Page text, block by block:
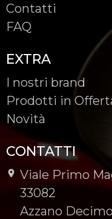
Contatti
FAQ
EXTRA
I nostri brand
Prodotti in
Novità
CONTATTI
Viale Primo
-
33082
-
Azzano